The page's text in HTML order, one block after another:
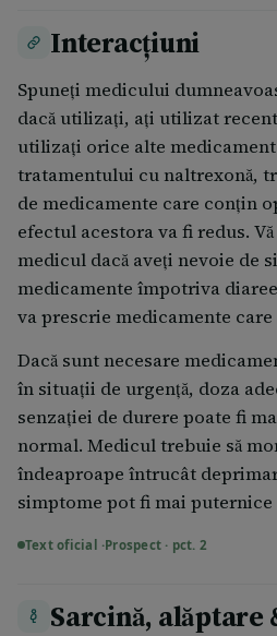
înainte şi după tratament.
Dacă efectuați analize ale
medicul care face analizele
acest medicament poate
testelor hepatice.
În timpul tratamentului cu
trebuie să fie tratate doar
opioide.
Este posibil să fiţi mai
care conţin opioide după
naltrexonă.
Dacă rămâneţi însărcinată
medicul.
Interacțiuni
Spuneţi medicului
dacă utilizaţi, aţi utilizat
utilizaţi orice alte
tratamentului cu naltrexonă,
de medicamente care conţin
efectul acestora va fi redus.
medicul dacă aveţi nevoie de
medicamente împotriva
va prescrie medicamente
Dacă sunt necesare
în situaţii de urgenţă, doza
senzaţiei de durere poate fi
normal. Medicul trebuie să
îndeaproape întrucât
simptome pot fi mai
Text oficial ·Prospect · pct. 2
Sarcină,